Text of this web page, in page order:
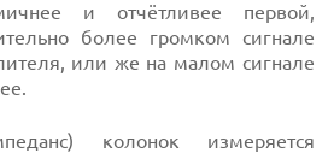
и отчётливее первой,
более громком сигнале
или же на малом сигнале
колонок измеряется